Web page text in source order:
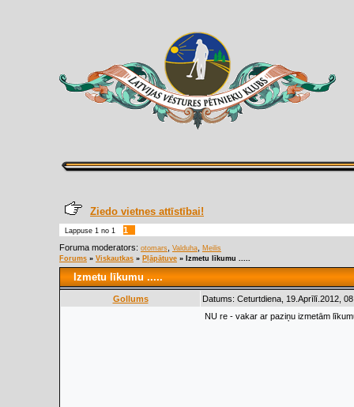
Ziedo vietnes attīstībai!
Lappuse 1 no 1
1
Foruma moderators: otomars Valduha
Meilis
Forums » Viskautkas » Pļāpātuve » Izmetu līkumu .....
Izmetu līkumu .....
Gollums
Datums: Ceturtdiena, 19.Aprīlī.2012,
NU re - vakar ar paziņu izmetām